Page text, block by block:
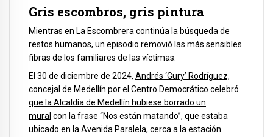
Gris escombros, gris pintura
Mientras en La Escombrera continúa la búsqueda de
restos humanos, un episodio removió las más sensibles
fibras de los familiares de las víctimas.
El 30 de diciembre de 2024, Andrés ‘Gury’ Rodríguez,
concejal de Medellín por el Centro Democrático celebró
que la Alcaldía de Medellín hubiese borrado un
mural con la frase “Nos están matando”, que estaba
ubicado en la Avenida Paralela, cerca a la estación